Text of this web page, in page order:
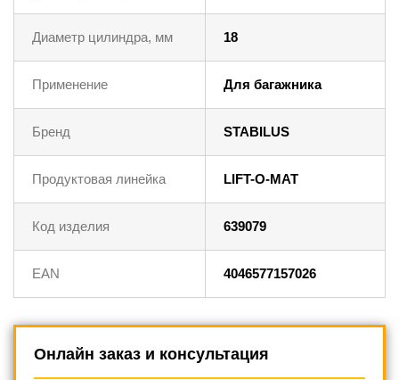
Диаметр цилиндра, мм 18
Применение Для багажника
Бренд STABILUS
Продуктовая линейка LIFT-O-MAT
Код изделия 639079
EAN 4046577157026
Онлайн заказ и консультация